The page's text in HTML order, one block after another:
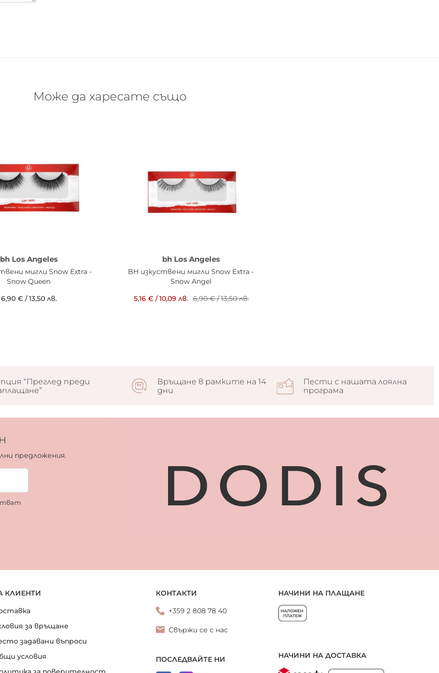
Може да харесате също
bh Los Angeles
мигли Snow Extra -
Snow Queen
6,90 €/13,50 лв.
bh Los Angeles
BH изкуствени мигли Snow Extra -
Snow Angel
5,16 € /10,09 лв. 6,90 €/13,50 лв.
“Преглед преди
Връщане в рамките на 14
дни
Пести с нашата лоялна
програма
предложения.
КЛИЕНТИ
за връщане
задавани въпроси
условия
КОНТАКТИ
+359 2 808 78 40
Свържи се с нас
ПОСЛЕДВАЙТЕ НИ
НАЧИНИ НА ПЛАЩАНЕ
НАЧИНИ НА ДОСТАВКА